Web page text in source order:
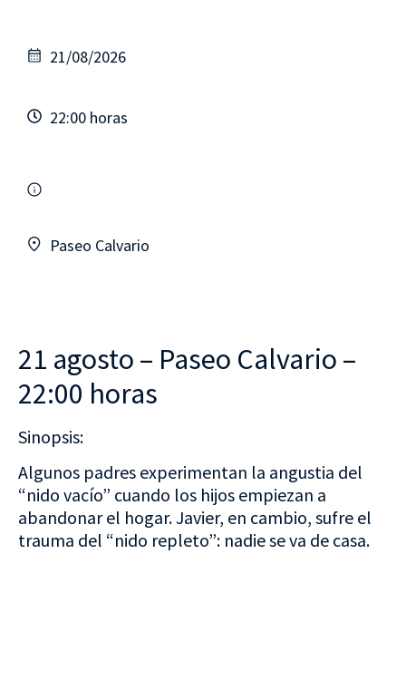
21/08/2026
22:00 horas
Paseo Calvario
21 agosto – Paseo Calvario –
22:00 horas
Sinopsis:
Algunos padres experimentan la angustia del
“nido vacío” cuando los hijos empiezan a
abandonar el hogar. Javier, en cambio, sufre el
trauma del “nido repleto”: nadie se va de casa.